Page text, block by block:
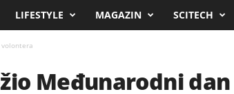
LIFESTYLE MAGAZIN SCITECH
Međunarodni